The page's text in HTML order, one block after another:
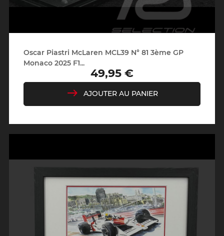
Oscar Piastri McLaren MCL39 N° 81 3ème GP
Monaco 2025 F1...
Prix
49,95 €
AJOUTER AU PANIER